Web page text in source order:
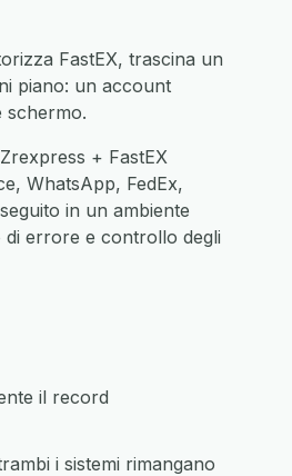
FastEX, trascina un
piano: un account
schermo.
+ FastEX
WhatsApp, FedEx,
in un ambiente
di errore e controllo degli
il record
i sistemi rimangano